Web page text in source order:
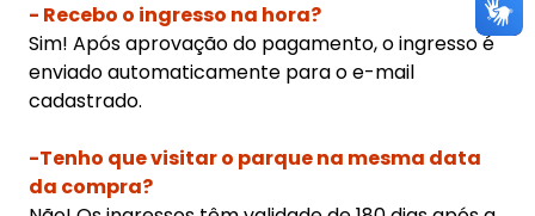
- Recebo o ingresso na hora?
Sim! Após aprovação do pagamento, o ingresso é
enviado automaticamente para o e-mail
cadastrado.
-Tenho que visitar o parque na mesma data
da compra?